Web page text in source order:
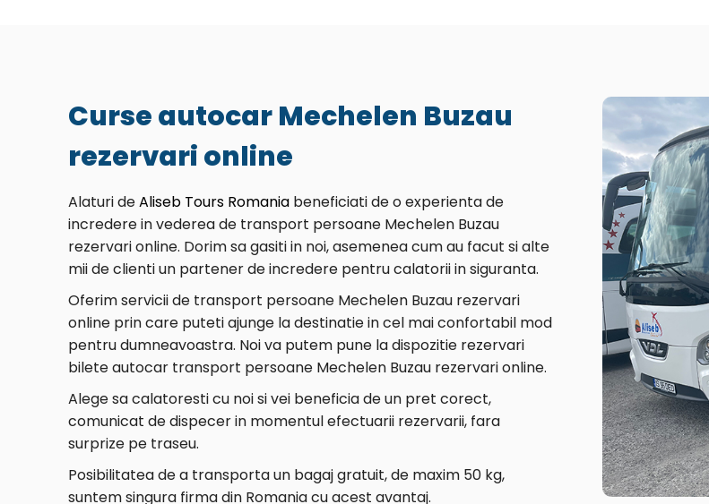
Curse autocar Mechelen Buzau
rezervari online
Alaturi deAliseb Tours Romania beneficiati de o experienta de
incredere in vederea de transport persoane Mechelen Buzau
rezervari online. Dorim sa gasiti in noi, asemenea cum au facut si alte
mii de clienti un partener de incredere pentru calatorii in siguranta.
Oferim servicii de transport persoane Mechelen Buzau rezervari
online prin care puteti ajunge la destinatie in cel mai confortabil mod
pentru dumneavoastra. Noi va putem pune la dispozitie rezervari
bilete autocar transport persoane Mechelen Buzau rezervari online.
Alege sa calatoresti cu noi si vei beneficia de un pret corect,
comunicat de dispecer in momentul efectuarii rezervarii, fara
surprize pe traseu.
Posibilitatea de a transporta un bagaj gratuit, de maxim 50 kg,
suntem singura firma din Romania cu acest avantaj.